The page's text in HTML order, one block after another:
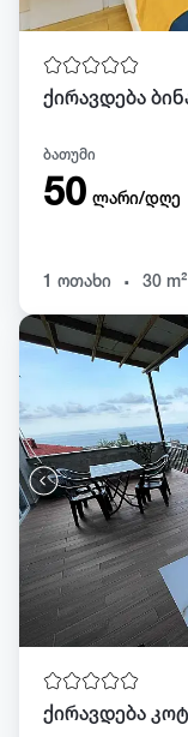
ბათუმი
50 ლარი/დღე
1 ოთახი . 30 m²